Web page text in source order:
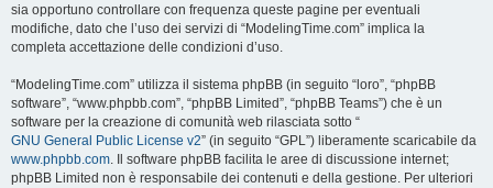
sia opportuno controllare con frequenza queste pagine per eventuali
modifiche, dato che l’uso dei servizi di “ModelingTime.com” implica la
completa accettazione delle condizioni d’uso.
“ModelingTime.com” utilizza il sistema phpBB (in seguito “loro”, “phpBB
software”, “www.phpbb.com”, “phpBB Limited”, “phpBB Teams”) che è un
software per la creazione di comunità web rilasciata sotto “
GNU General Public License v2” (in seguito “GPL”) liberamente scaricabile da
www.phpbb.com. Il software phpBB facilita le aree di discussione internet;
phpBB Limited non è responsabile dei contenuti e della gestione. Per ulteriori